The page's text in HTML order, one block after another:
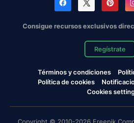
Consigue recursos exclusivos
Regístrate
Términos y condiciones
Política de cookies
Cookies